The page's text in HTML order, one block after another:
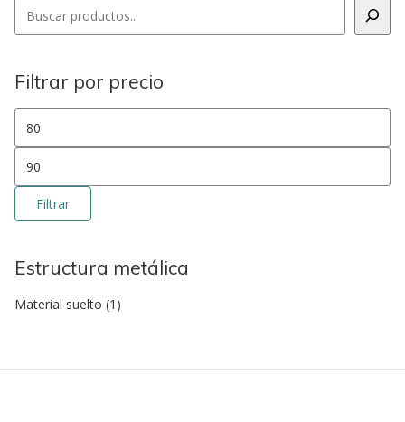
Filtrar por precio
Precio mínimo
Precio máximo
Filtrar
Estructura metálica
Material suelto (1)